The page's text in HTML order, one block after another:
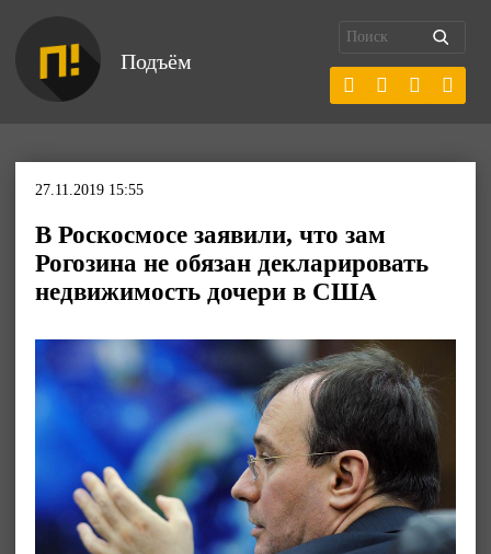
Подъём
27.11.2019 15:55
В Роскосмосе заявили, что зам
Рогозина не обязан декларировать
недвижимость дочери в США